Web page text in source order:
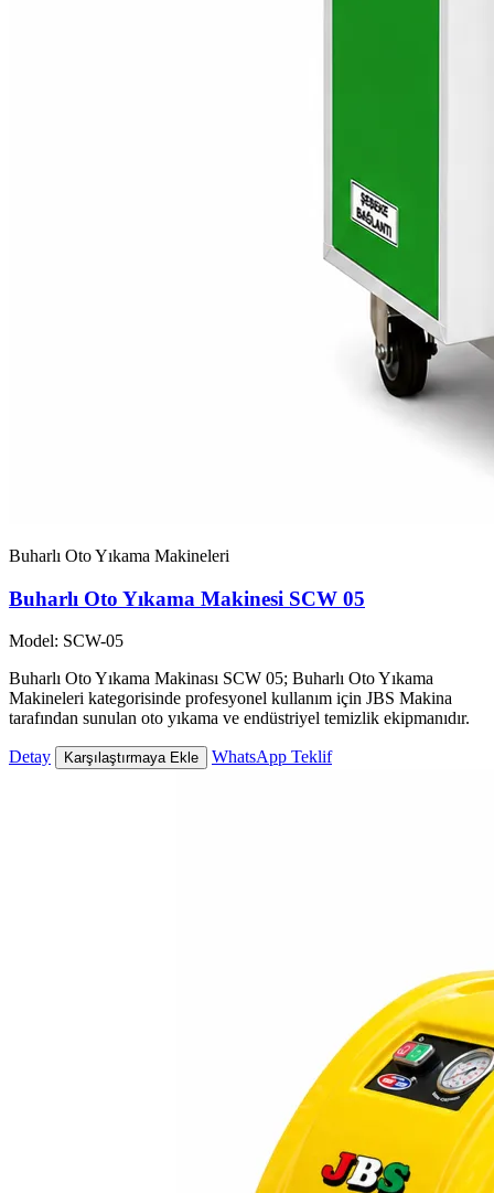
Buharlı Oto Yıkama Makineleri
Buharlı Oto Yıkama Makinesi SCW 05
Model: SCW-05
Buharlı Oto Yıkama Makinası SCW 05; Buharlı Oto Yıkama
Makineleri kategorisinde profesyonel kullanım için JBS Makina
tarafından sunulan oto yıkama ve endüstriyel temizlik ekipmanıdır.
Detay Karşılaştırmaya Ekle WhatsApp Teklif